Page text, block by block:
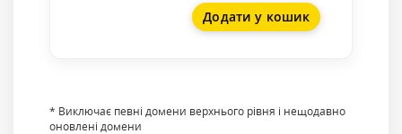
Додати у кошик
* Виключає певні домени верхнього рівня і нещодавно
оновлені домени